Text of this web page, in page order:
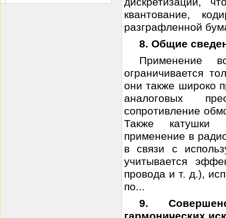
квантование,
разграфленной
8. Общие
Применение
ограничивается
они также широко
аналоговых
сопротивление
Также катушки
применение в
в связи с
учитывается
провода и т. д.),
по...
9.